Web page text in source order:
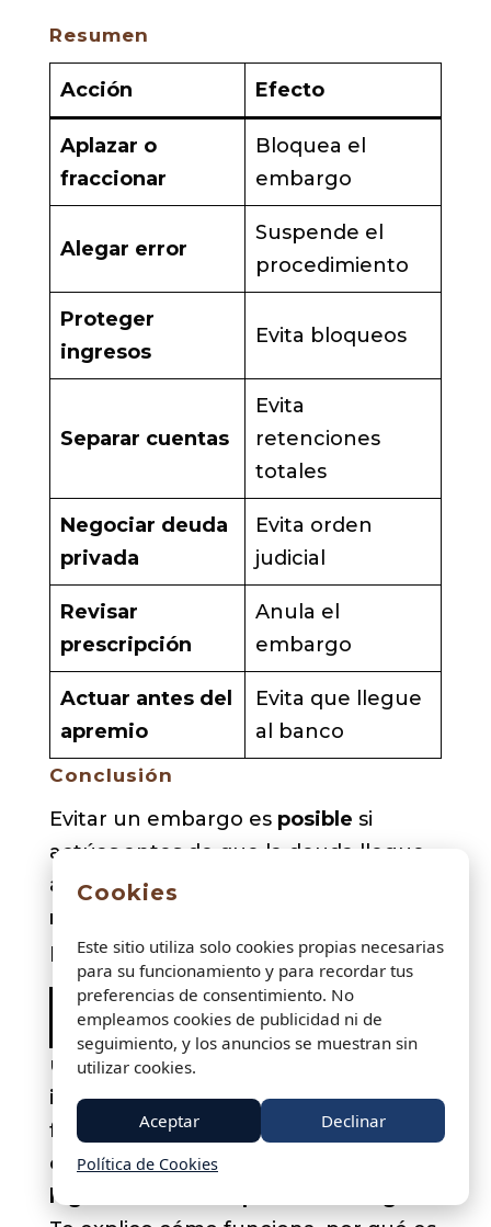
Resumen
Acción Efecto
Aplazar o
fraccionar
Bloquea el
embargo
Alegar error
Suspende el
procedimiento
Proteger
ingresos
Evita bloqueos
Separar cuentas
Evita
retenciones
totales
Negociar deuda
privada
Evita orden
judicial
Revisar
prescripción
Anula el
embargo
Actuar antes del
apremio
Evita que llegue
al banco
Conclusión
Evitar un embargo es posible si
actúas antes de que la deuda llegue
a fase ejecutiva. La clave es
rápido
proteger el dinero inembargable.
Usar una cuenta separada para
ingresos protegidos
usaruna cuenta separada para
ingresos protegidoses una de las
formas más eficaces de
evitar que un
embargo bloquee dinero que
legalmente NO se puede embargar
Cookies
Este sitio utiliza solo cookies propias necesarias
para su funcionamiento y para recordar tus
preferencias de consentimiento. No
empleamos cookies de publicidad ni de
seguimiento, y los anuncios se muestran sin
utilizar cookies.
Aceptar Declinar
Política de Cookies